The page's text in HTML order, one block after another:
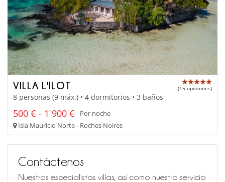
VILLA L'ILOT (15 opiniones)
8 personas (9 máx.) • 4 dormitorios • 3 baños
500 € - 1 900 €
Por noche
Isla Mauricio Norte - Roches Noires
Contáctenos
Nuestros especialistas villas, así como nuestro servicio